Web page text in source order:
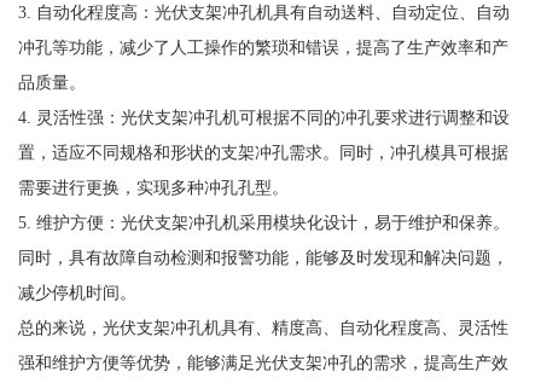
3. 自动化程度高：光伏支架冲孔机具有自动送料、自动定位、自动
冲孔等功能，减少了人工操作的繁琐和错误，提高了生产效率和产
品质量。
4. 灵活性强：光伏支架冲孔机可根据不同的冲孔要求进行调整和设
置，适应不同规格和形状的支架冲孔需求。同时，冲孔模具可根据
需要进行更换，实现多种冲孔孔型。
5. 维护方便：光伏支架冲孔机采用模块化设计，易于维护和保养。
同时，具有故障自动检测和报警功能，能够及时发现和解决问题，
减少停机时间。
总的来说，光伏支架冲孔机具有、精度高、自动化程度高、灵活性
强和维护方便等优势，能够满足光伏支架冲孔的需求，提高生产效